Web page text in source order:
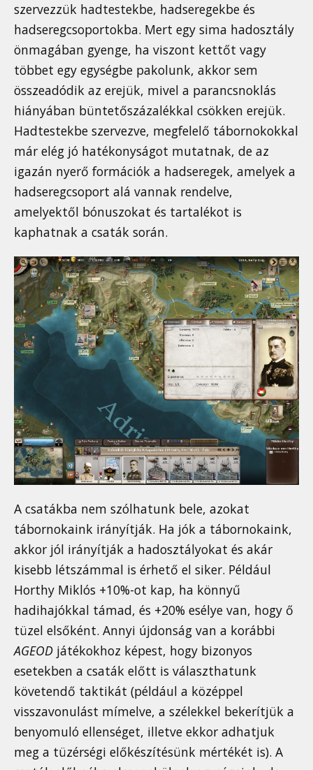
szervezzük hadtestekbe, hadseregekbe és
hadseregcsoportokba. Mert egy sima hadosztály
önmagában gyenge, ha viszont kettőt vagy
többet egy egységbe pakolunk, akkor sem
összeadódik az erejük, mivel a parancsnoklás
hiányában büntetőszázalékkal csökken erejük.
Hadtestekbe szervezve, megfelelő tábornokokkal
már elég jó hatékonyságot mutatnak, de az
igazán nyerő formációk a hadseregek, amelyek a
hadseregcsoport alá vannak rendelve,
amelyektől bónuszokat és tartalékot is
kaphatnak a csaták során.
A csatákba nem szólhatunk bele, azokat
tábornokaink irányítják. Ha jók a tábornokaink,
akkor jól irányítják a hadosztályokat és akár
kisebb létszámmal is érhető el siker. Például
Horthy Miklós +10%-ot kap, ha könnyű
hadihajókkal támad, és +20% esélye van, hogy ő
tüzel elsőként. Annyi újdonság van a korábbi
AGEOD játékokhoz képest, hogy bizonyos
esetekben a csaták előtt is választhatunk
követendő taktikát (például a középpel
visszavonulást mímelve, a szélekkel bekerítjük a
benyomuló ellenséget, illetve ekkor adhatjuk
meg a tüzérségi előkészítésünk mértékét is). A